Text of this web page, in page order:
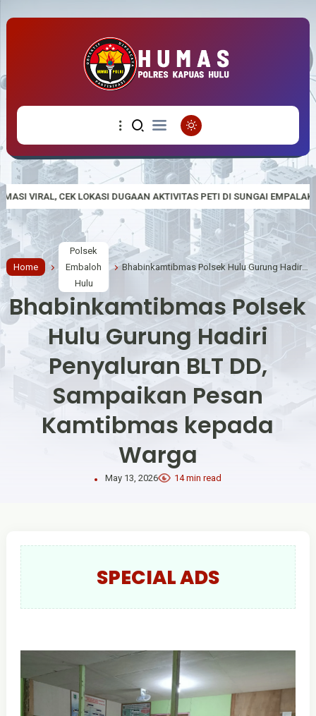
AKTIVITAS PETI DI SUNGAI EMPALAK Polsek Empanang
Home
Polsek
Embaloh
Hulu
Bhabinkamtibmas Polsek Hulu Gurung Hadiri Penyaluran BLT DD, Sampaikan Pesan Kamtibmas kepada Warga
Bhabinkamtibmas Polsek
Hulu Gurung Hadiri
Penyaluran BLT DD,
Sampaikan Pesan
Kamtibmas kepada
Warga
May 13, 2026 14 min read
SPECIAL ADS